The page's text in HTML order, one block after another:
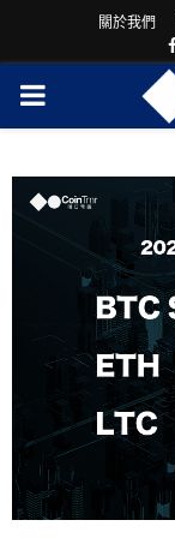
關於我們
PRIMARY